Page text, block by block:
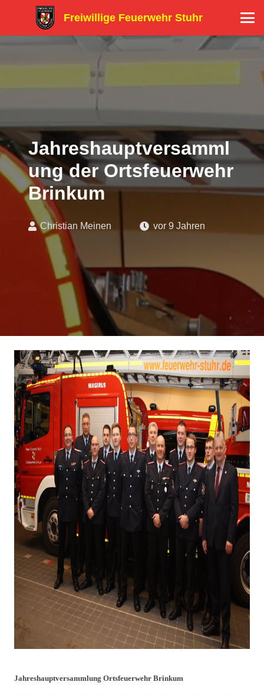
Freiwillige Feuerwehr Stuhr
Jahreshauptversamml
ung der Ortsfeuerwehr
Brinkum
Christian Meinen vor 9 Jahren
Jahreshauptversammlung Ortsfeuerwehr Brinkum